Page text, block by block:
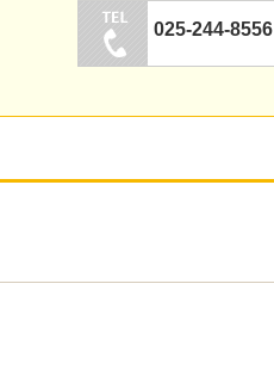
025-244-8556